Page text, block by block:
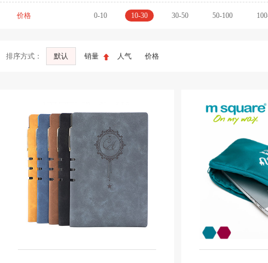
价格 0-10 10-30 30-50 50-100
排序方式： 默认 销量 人气 价格